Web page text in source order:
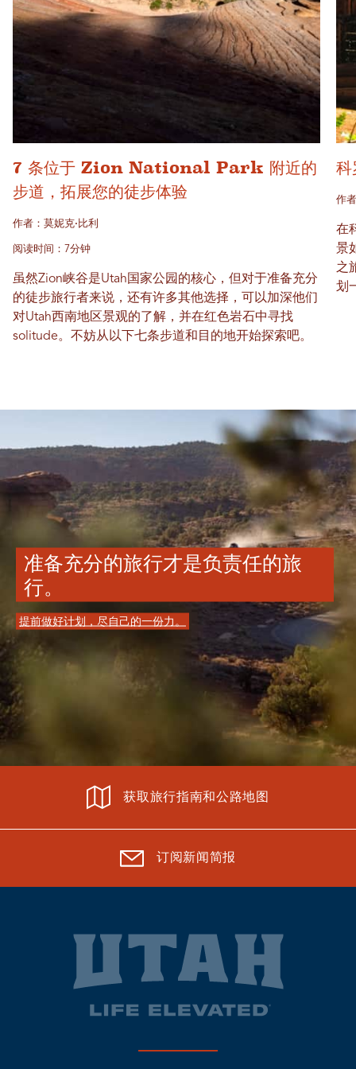
7 条位于 Zion National Park 附近的
步道，拓展您的徒步体验
作者：莫妮克·比利
阅读时间：7分钟
虽然Zion峡谷是Utah国家公园的核心，但对于准备充分
的徒步旅行者来说，还有许多其他选择，可以加深他们
对Utah西南地区景观的了解，并在红色岩石中寻找
solitude。不妨从以下七条步道和目的地开始探索吧。
科
作
在
景
之
划
准备充分的旅行才是负责任的旅
行。
提前做好计划，尽自己的一份力。
获取旅行指南和公路地图
订阅新闻简报